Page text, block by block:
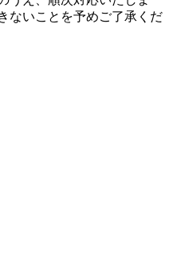
ないことを予めご了承くだ